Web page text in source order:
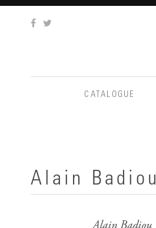
CATALOGUE
Alain Badiou